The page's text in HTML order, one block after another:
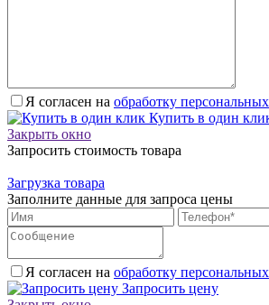
Я согласен на обработку
Купить в один
Закрыть окно
Запросить стоимость товара
Загрузка товара
Заполните данные для запроса цены
Я согласен на обработку
Запросить цену